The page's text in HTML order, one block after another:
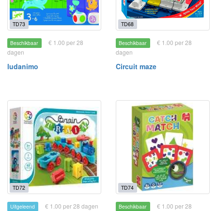
TD73
Beschikbaar
€ 1.00 per 28
dagen
ludanimo
TD68
Beschikbaar
€ 1.00 per 28
dagen
Circuit maze
TD72
Uitgeleend € 1.00 per 28 dagen
TD74
Beschikbaar
€ 1.00 per 28